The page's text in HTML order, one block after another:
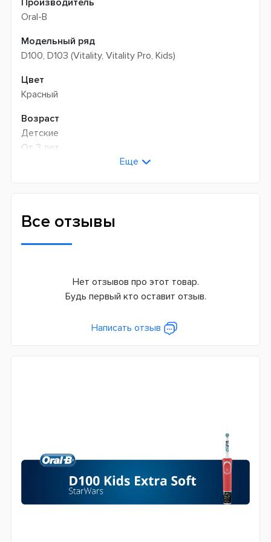
Производитель
Oral-B
Модельный ряд
D100, D103 (Vitality, Vitality Pro, Kids)
Цвет
Красный
Возраст
Детские
От 3 лет
7600
Сменная насадка
Дополнительные функции
24 месяца
Еще
Все отзывы
Нет отзывов про этот товар.
Будь первый кто оставит отзыв.
Написать отзыв